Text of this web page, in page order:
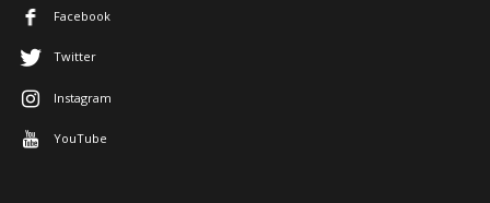
Facebook
Twitter
Instagram
YouTube